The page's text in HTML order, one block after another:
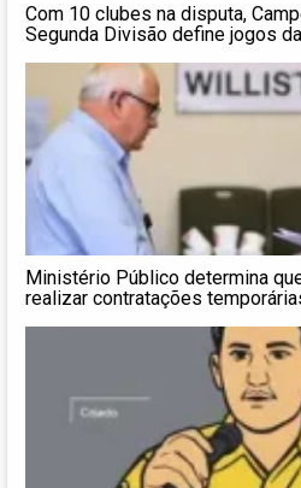
Com 10 clubes na disputa,
Segunda Divisão define jogos
Ministério Público determina
realizar contratações